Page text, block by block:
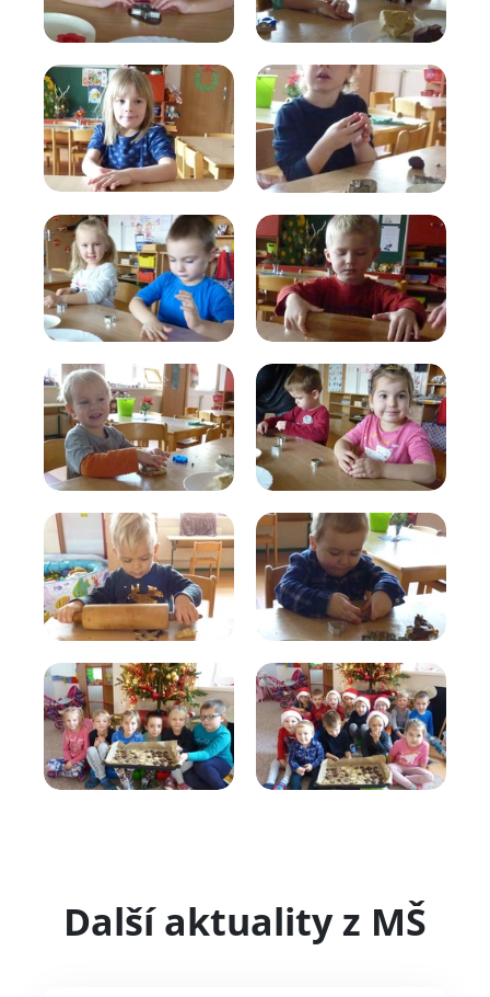
Další aktuality z MŠ